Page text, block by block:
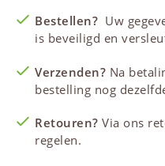
Bestellen? Uw
is beveiligd en
Verzenden? Na
bestelling nog
Retouren? Via ons
regelen.